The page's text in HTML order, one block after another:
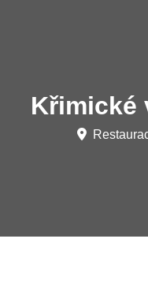
Křimické